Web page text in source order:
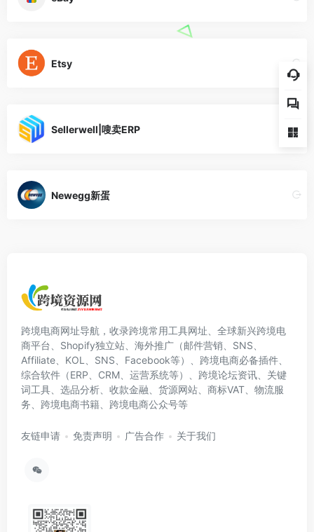
Etsy
Sellerwell|嗖卖ERP
Newegg新蛋
跨境电商网址导航，收录跨境常用工具网址、全球新兴跨境电
商平台、Shopify独立站、海外推广（邮件营销、SNS、
Affiliate、KOL、SNS、Facebook等）、跨境电商必备插件、
综合软件（ERP、CRM、运营系统等）、跨境论坛资讯、关键
词工具、选品分析、收款金融、货源网站、商标VAT、物流服
务、跨境电商书籍、跨境电商公众号等
友链申请 免责声明 广告合作 关于我们